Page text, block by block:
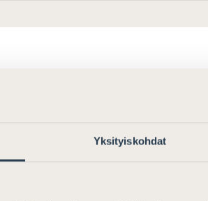
Yksityiskohdat
uudelleen eri hakusanalla.